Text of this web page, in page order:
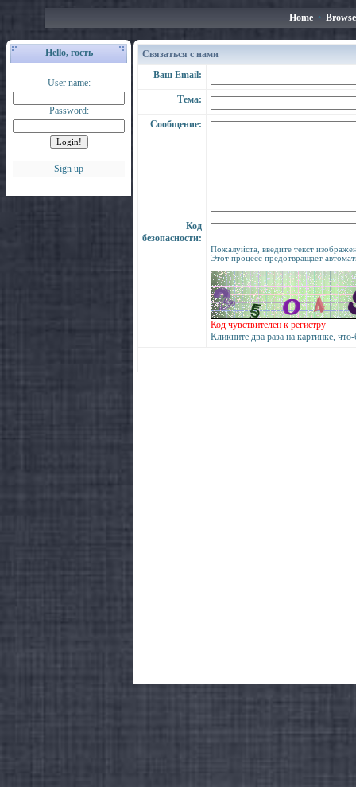
Home • Browse
Hello, гость
User name:
Password:
Sign up
Связаться с нами
Ваш Email:
Тема:
Сообщение:
Код
безопасности:
Пожалуйста, введите текст
Этот процесс предотвращает
Код чувствителен к регистру
Кликните два раза на картинке,